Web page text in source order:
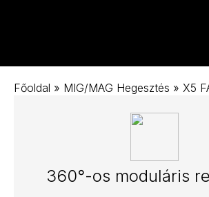
Főoldal » MIG/MAG Hegesztés » X5
360°-os moduláris